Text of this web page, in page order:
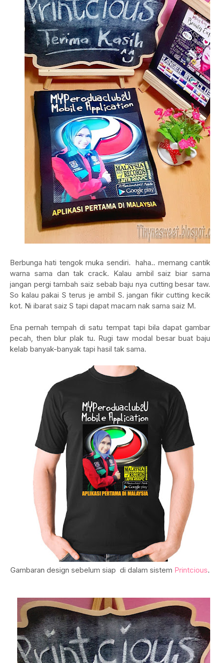
Berbunga hati tengok muka sendiri. haha.. memang cantik
warna sama dan tak crack. Kalau ambil saiz biar sama
jangan pergi tambah saiz sebab baju nya cutting besar taw.
So kalau pakai S terus je ambil S. jangan fikir cutting kecik
kot. Ni ibarat saiz S tapi dapat macam nak sama saiz M.
Ena pernah tempah di satu tempat tapi bila dapat gambar
pecah, then blur plak tu. Rugi taw modal besar buat baju
kelab banyak-banyak tapi hasil tak sama.
Gambaran design sebelum siap di dalam sistem Printcious.